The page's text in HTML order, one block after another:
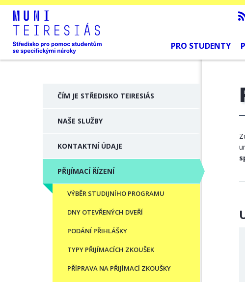
PRO STUDENTY
ČÍM JE STŘEDISKO TEIRESIÁS
NAŠE SLUŽBY
KONTAKTNÍ ÚDAJE
PŘIJÍMACÍ ŘÍZENÍ
VÝBĚR STUDIJNÍHO PROGRAMU
DNY OTEVŘENÝCH DVEŘÍ
PODÁNÍ PŘIHLÁŠKY
TYPY PŘIJÍMACÍCH ZKOUŠEK
PŘÍPRAVA NA PŘIJÍMACÍ ZKOUŠKY